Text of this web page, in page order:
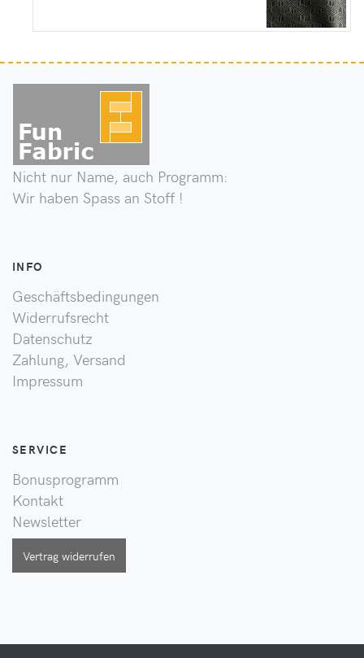
Nicht nur Name, auch Programm:
Wir haben Spass an Stoff !
INFO
Geschäftsbedingungen
Widerrufsrecht
Datenschutz
Zahlung, Versand
Impressum
SERVICE
Bonusprogramm
Kontakt
Newsletter
Vertrag widerrufen